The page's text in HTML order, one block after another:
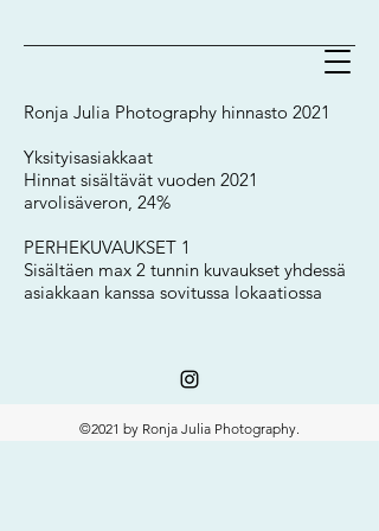
Ronja Julia Photography hinnasto 2021
Yksityisasiakkaat
Hinnat sisältävät vuoden 2021
arvolisäveron, 24%
PERHEKUVAUKSET 1
Sisältäen max 2 tunnin kuvaukset yhdessä
asiakkaan kanssa sovitussa lokaatiossa
©2021 by Ronja Julia Photography.